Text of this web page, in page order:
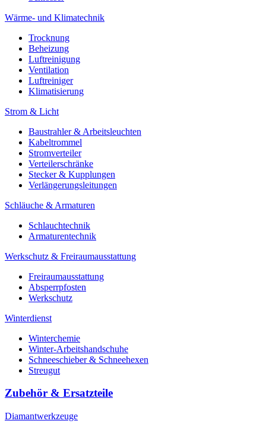
Wärme- und Klimatechnik
Trocknung
Beheizung
Luftreinigung
Ventilation
Luftreiniger
Klimatisierung
Strom & Licht
Baustrahler & Arbeitsleuchten
Kabeltrommel
Stromverteiler
Verteilerschränke
Stecker & Kupplungen
Verlängerungs­leitungen
Schläuche & Armaturen
Schlauchtechnik
Armaturentechnik
Werkschutz & Freiraumausstattung
Freiraumausstattung
Absperrpfosten
Werkschutz
Winterdienst
Winterchemie
Winter-Arbeitshandschuhe
Schneeschieber & Schneehexen
Streugut
Zubehör & Ersatzteile
Diamantwerkzeuge